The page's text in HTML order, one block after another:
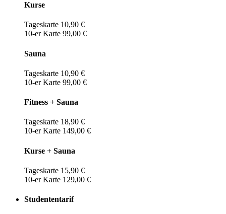
Kurse
Tageskarte 10,90 €
10-er Karte 99,00 €
Sauna
Tageskarte 10,90 €
10-er Karte 99,00 €
Fitness + Sauna
Tageskarte 18,90 €
10-er Karte 149,00 €
Kurse + Sauna
Tageskarte 15,90 €
10-er Karte 129,00 €
Studententarif